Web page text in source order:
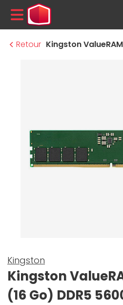
MENU
Retour
Kingston
Kingston
(16 Go) DDR5